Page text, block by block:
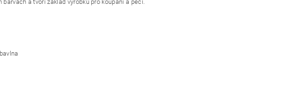
a tvoří základ výrobků pro koupání a péči.